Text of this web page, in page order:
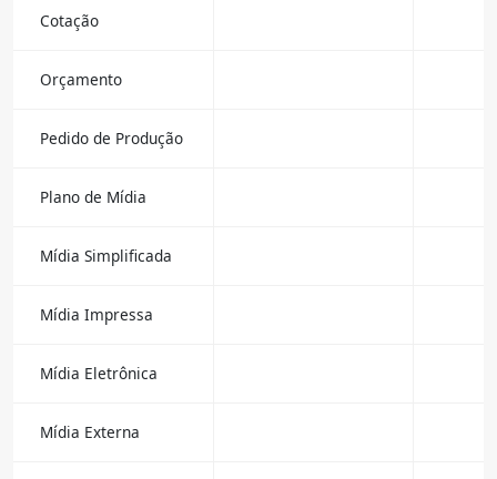
Cotação
Orçamento
Pedido de Produção
Plano de Mídia
Mídia Simplificada
Mídia Impressa
Mídia Eletrônica
Mídia Externa